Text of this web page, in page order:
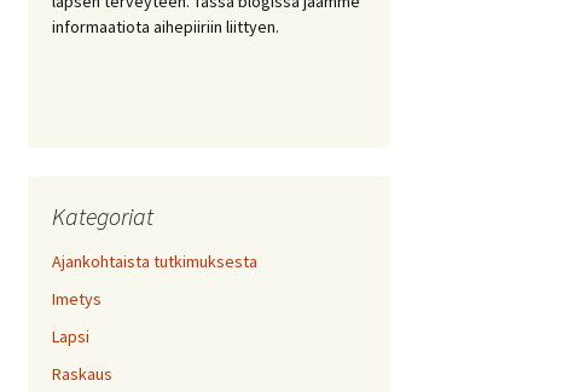
informaatiota aihepiiriin liittyen.
Kategoriat
Ajankohtaista tutkimuksesta
Imetys
Lapsi
Raskaus